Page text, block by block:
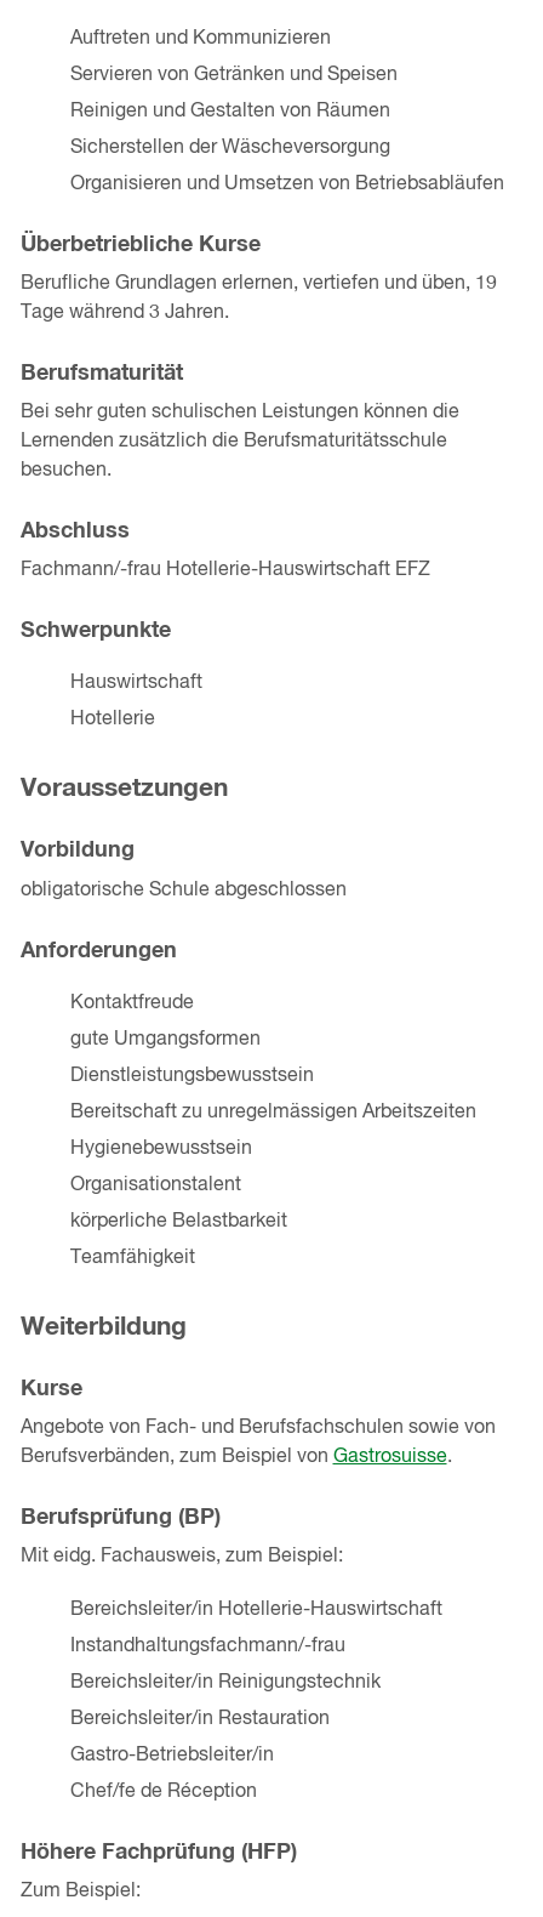
Auftreten und Kommunizieren
Servieren von Getränken und Speisen
Reinigen und Gestalten von Räumen
Sicherstellen der Wäscheversorgung
Organisieren und Umsetzen von Betriebsabläufen
Überbetriebliche Kurse
Berufliche Grundlagen erlernen, vertiefen und üben, 19
Tage während 3 Jahren.
Berufsmaturität
Bei sehr guten schulischen Leistungen können die
Lernenden zusätzlich die Berufsmaturitätsschule
besuchen.
Abschluss
Fachmann/-frau Hotellerie-Hauswirtschaft EFZ
Schwerpunkte
Hauswirtschaft
Hotellerie
Voraussetzungen
Vorbildung
obligatorische Schule abgeschlossen
Anforderungen
Kontaktfreude
gute Umgangsformen
Dienstleistungsbewusstsein
Bereitschaft zu unregelmässigen Arbeitszeiten
Hygienebewusstsein
Organisationstalent
körperliche Belastbarkeit
Teamfähigkeit
Weiterbildung
Kurse
Angebote von Fach- und Berufsfachschulen sowie von
Berufsverbänden, zum Beispiel von Gastrosuisse.
Berufsprüfung (BP)
Mit eidg. Fachausweis, zum Beispiel:
Bereichsleiter/in Hotellerie-Hauswirtschaft
Instandhaltungsfachmann/-frau
Bereichsleiter/in Reinigungstechnik
Bereichsleiter/in Restauration
Gastro-Betriebsleiter/in
Chef/fe de Réception
Höhere Fachprüfung (HFP)
Zum Beispiel: